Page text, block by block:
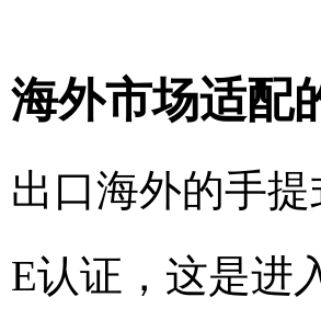
海外市场适配
出口海外的手
E认证，这是进